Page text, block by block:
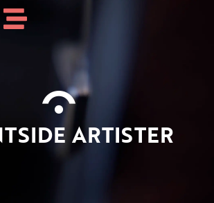
ARTISTER